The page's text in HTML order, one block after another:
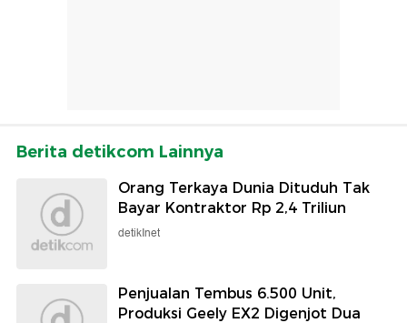
Berita detikcom Lainnya
Orang Terkaya Dunia Dituduh Tak
Bayar Kontraktor Rp 2,4 Triliun
detikInet
Penjualan Tembus 6.500 Unit,
Produksi Geely EX2 Digenjot Dua